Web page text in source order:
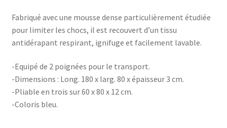
Fabriqué avec une mousse dense particulièrement étudiée
pour limiter les chocs, il est recouvert d’un tissu
antidérapant respirant, ignifuge et facilement lavable.
-Equipé de 2 poignées pour le transport.
-Dimensions : Long. 180 x larg. 80 x épaisseur 3 cm.
-Pliable en trois sur 60 x 80 x 12 cm.
-Coloris bleu.